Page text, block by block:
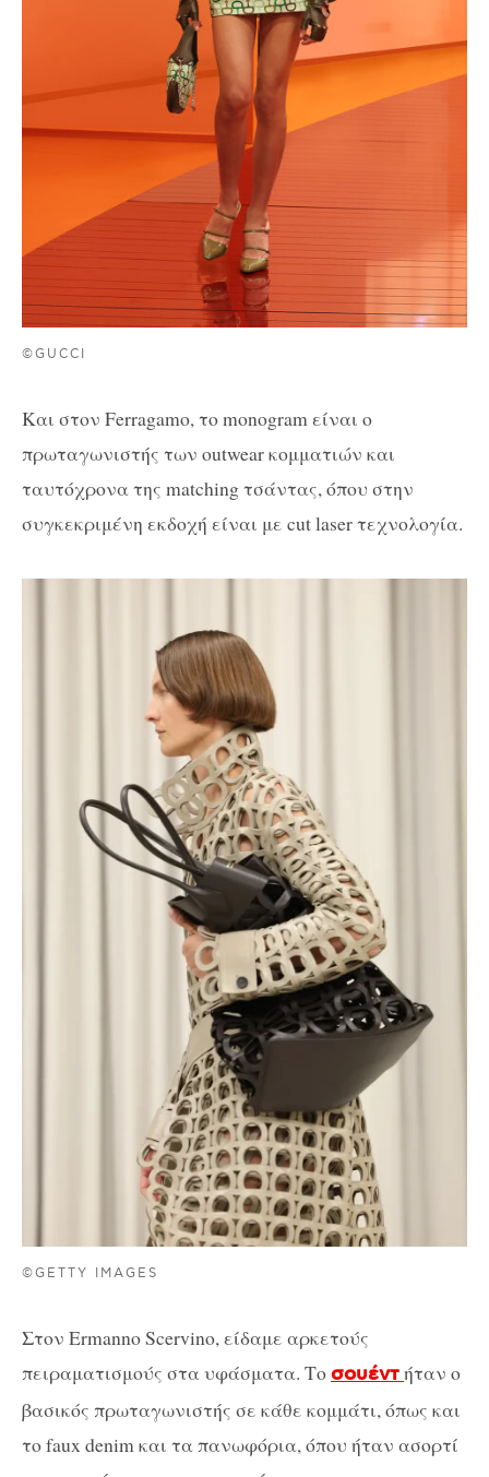
©GUCCI
Και στον Ferragamo, το monogram είναι ο
πρωταγωνιστής των outwear κομματιών και
ταυτόχρονα της matching τσάντας, όπου στην
συγκεκριμένη εκδοχή είναι με cut laser τεχνολογία.
©GETTY IMAGES
Στον Ermanno Scervino, είδαμε αρκετούς
πειραματισμούς στα υφάσματα. Τοσουέντήταν ο
βασικός πρωταγωνιστής σε κάθε κομμάτι, όπως και
το faux denim και τα πανωφόρια, όπου ήταν ασορτί